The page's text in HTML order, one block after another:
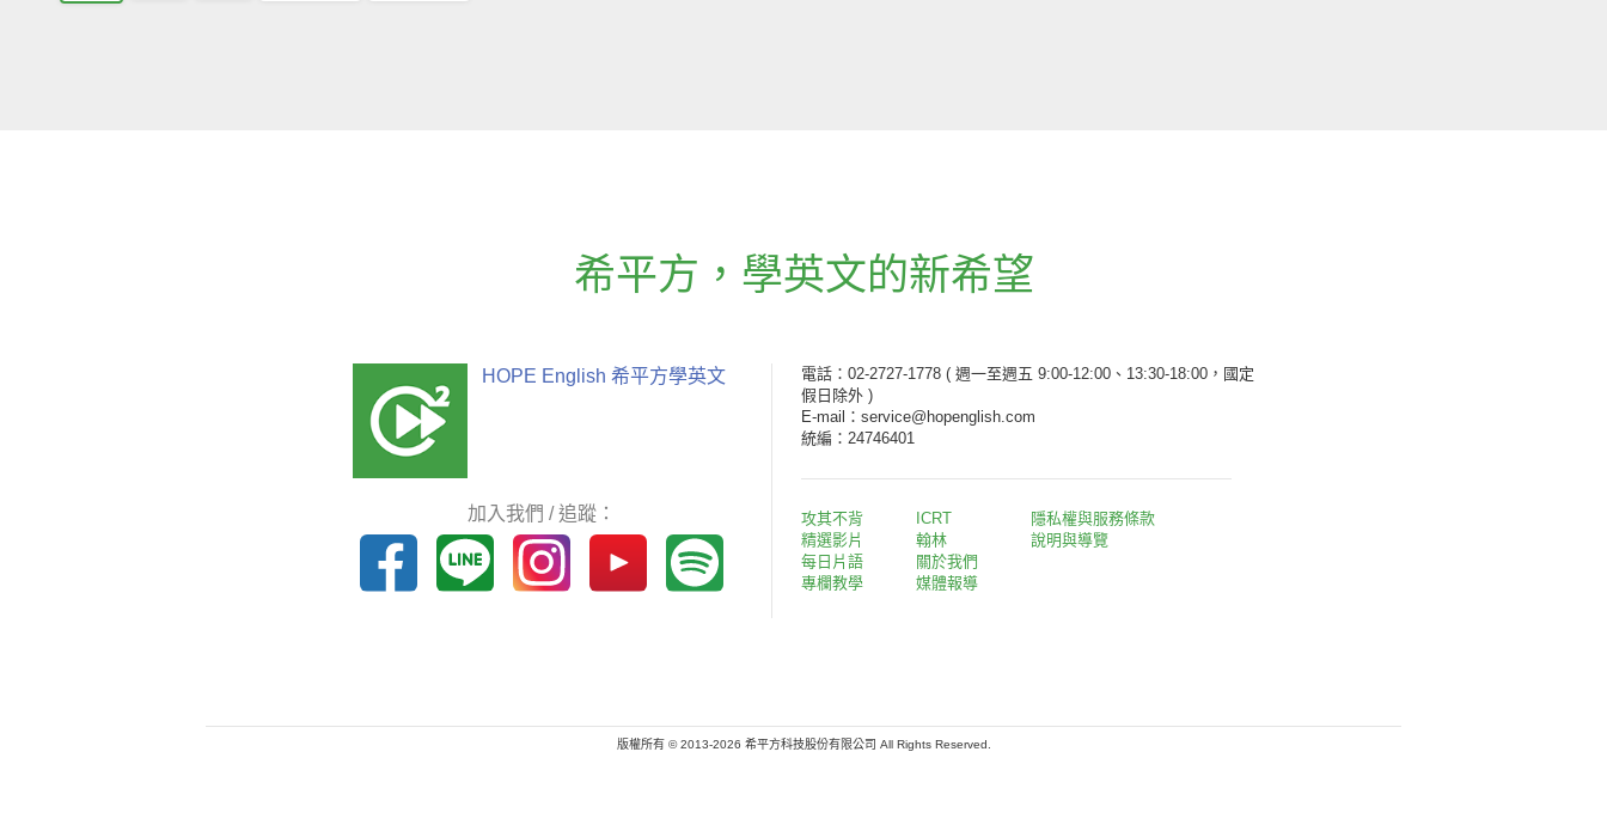
希平方 ， 學英文的新希望
HOPE English 希平方學英文
加入我們 / 追蹤：
電話：02-2727-1778 ( 週一至週五 9:00-12:00、13:30-18:00，國定
假日除外 )
E-mail：service@hopenglish.com
統編：24746401
攻其不背
精選影片
每日片語
專欄教學
ICRT
翰林
關於我們
媒體報導
隱私權與服務條款
說明與導覽
版權所有 © 2013-2026 希平方科技股份有限公司 All Rights Reserved.